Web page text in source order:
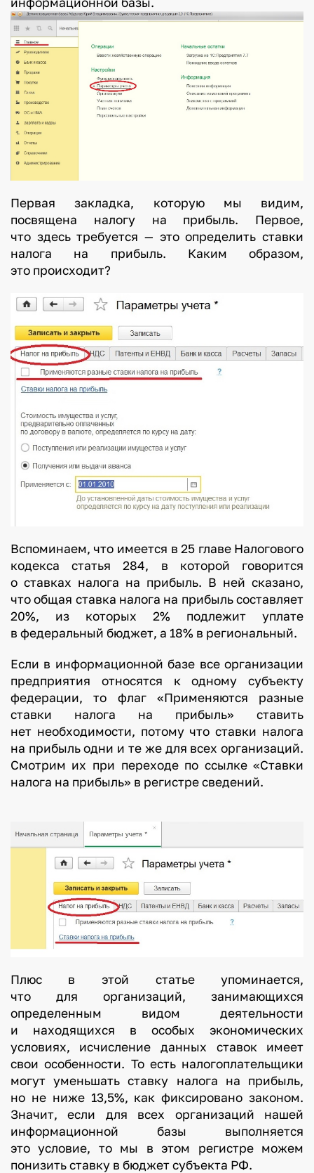
Первая закладка, которую мы видим,
посвящена налогу на прибыль. Первое,
что здесь требуется — это определить ставки
налога на прибыль. Каким образом,
это происходит?
Вспоминаем, что имеется в 25 главе Налогового
кодекса статья 284, в которой говорится
о ставках налога на прибыль. В ней сказано,
что общая ставка налога на прибыль составляет
20%, из которых 2% подлежит уплате
в федеральный бюджет, а 18% в региональный.
Если в информационной базе все организации
предприятия относятся к одному субъекту
федерации, то флаг «Применяются разные
ставки налога на прибыль» ставить
нет необходимости, потому что ставки налога
на прибыль одни и те же для всех организаций.
Смотрим их при переходе по ссылке «Ставки
налога на прибыль» в регистре сведений.
Плюс в этой статье упоминается,
что для организаций, занимающихся
определенным видом деятельности
и находящихся в особых экономических
условиях, исчисление данных ставок имеет
свои особенности. То есть налогоплательщики
могут уменьшать ставку налога на прибыль,
но не ниже 13,5%, как фиксировано законом.
Значит, если для всех организаций нашей
информационной базы выполняется
это условие, то мы в этом регистре можем
понизить ставку в бюджет субъекта РФ.